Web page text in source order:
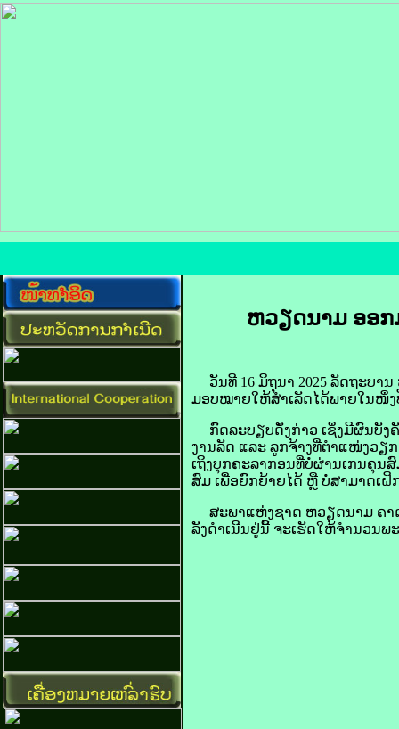
ຫວຽດນາມ​ ອອ
ວັນ​ທີ 16 ມິຖຸນາ 2025 ລັດຖະບາ
ມອບ​ໝາຍ​ໃຫ້​ສຳເລັດ​ໄດ້​ພາຍ​ໃນ​ໜຶ່
ກົດ​ລະບຽບ​ດັ່ງກ່າວ ເຊິ່ງ​ມີ​ຜົນ​ບັງຄັ
ງານ​ລັດ ແລະ ລູກຈ້າງ​ທີ່​ຕຳແໜ່ງ​ວຽ
ເຖິງ​ບຸກ​ຄະລາ​ກອນ​ທີ່​ບໍ່​ຜ່ານ​ເກນ​ຄຸ
ສົມ ​ເພື່ອ​ຍົກຍ້າຍ​ໄດ້ ຫຼື ບໍ່​ສາມາດ​ເ
ສະພາ​ແຫ່ງ​ຊາດ​ ຫວຽດນາມ ​ຄາດ​
ລັງ​ດຳເນີນ​ຢູ່​ນີ້ ຈະ​ເຮັດ​ໃຫ້​ຈຳນວນ​ພ